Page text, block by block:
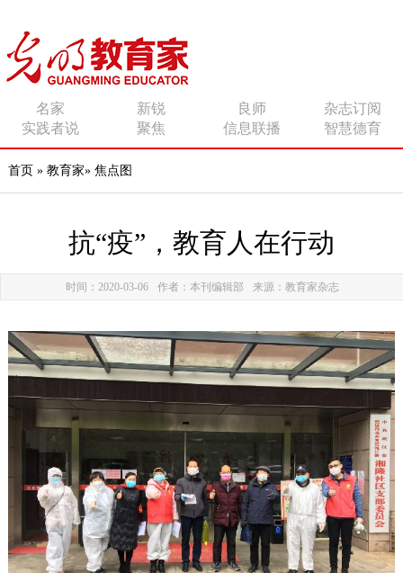
名家 新锐 良师
杂志订阅
实践者说
聚焦 信息联播 智慧德育
首页 » 教育家» 焦点图
抗“疫”，教育人在行动
时间：2020-03-06 作者：本刊编辑部 来源：教育家杂志